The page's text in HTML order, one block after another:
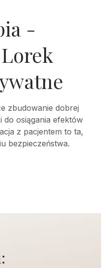
-
zbudowanie dobrej
do osiągania efektów
z pacjentem to ta,
bezpieczeństwa.